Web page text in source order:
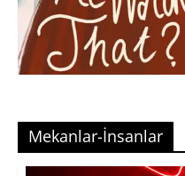
Mekanlar-İnsanlar